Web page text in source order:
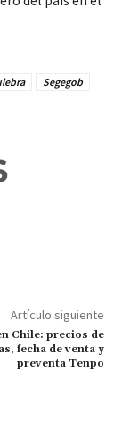
Segegob
Artículo siguiente
Chile: precios de
fecha de venta y
preventa Tenpo